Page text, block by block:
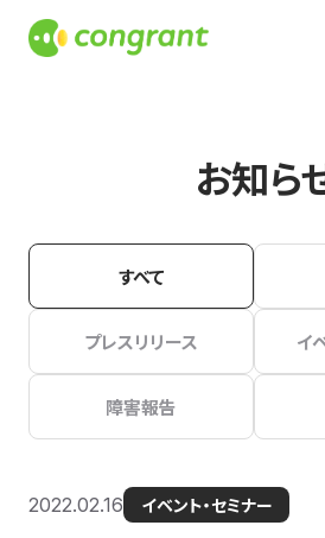
お知ら
すべて
プレスリリース イ
障害報告
2022.02.16 イベント・セミナー